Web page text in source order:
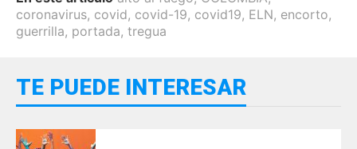
coronavirus, covid, covid-19, covid19, ELN, encorto,
guerrilla, portada, tregua
TE PUEDE INTERESAR